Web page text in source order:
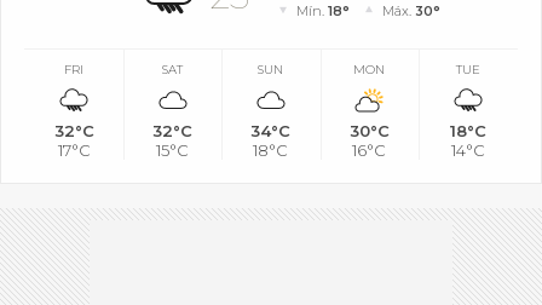
Mín.18° Máx. 30°
FRI
32°C
17°C
SAT
32°C
15°C
SUN
34°C
18°C
MON
30°C
16°C
TUE
18°C
14°C